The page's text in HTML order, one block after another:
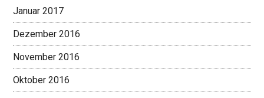
Januar 2017
Dezember 2016
November 2016
Oktober 2016